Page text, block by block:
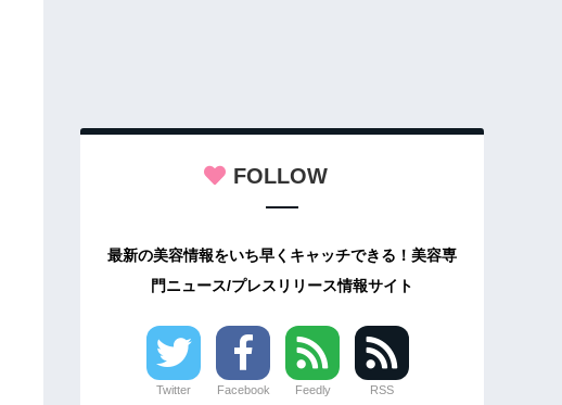
FOLLOW
最新の美容情報をいち早くキャッチできる！美容専
門ニュース/プレスリリース情報サイト
Twitter Facebook Feedly RSS